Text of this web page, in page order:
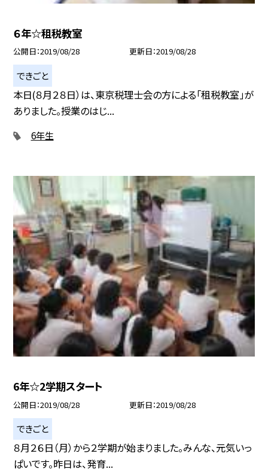
６年☆租税教室
公開日 2019/08/28 更新日 2019/08/28
できごと
本日(８月２８日）は、東京税理士会の方による「租税教室」が
ありました。授業のはじ...
6年生
6年☆2学期スタート
公開日 2019/08/28 更新日 2019/08/28
できごと
８月２６日（月）から２学期が始まりました。みんな、元気いっ
ぱいです。昨日は、発育...